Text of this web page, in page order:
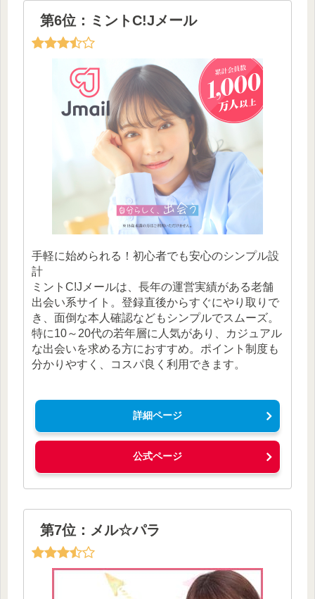
第6位：ミントC!Jメール
手軽に始められる！初心者でも安心のシンプル設
計
ミントC!Jメールは、長年の運営実績がある老舗
出会い系サイト。登録直後からすぐにやり取りで
き、面倒な本人確認などもシンプルでスムーズ。
特に10～20代の若年層に人気があり、カジュアル
な出会いを求める方におすすめ。ポイント制度も
分かりやすく、コスパ良く利用できます。
詳細ページ
公式ページ
第7位：メル☆パラ